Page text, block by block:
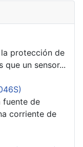
protección de
un sensor...
fuente de
corriente de